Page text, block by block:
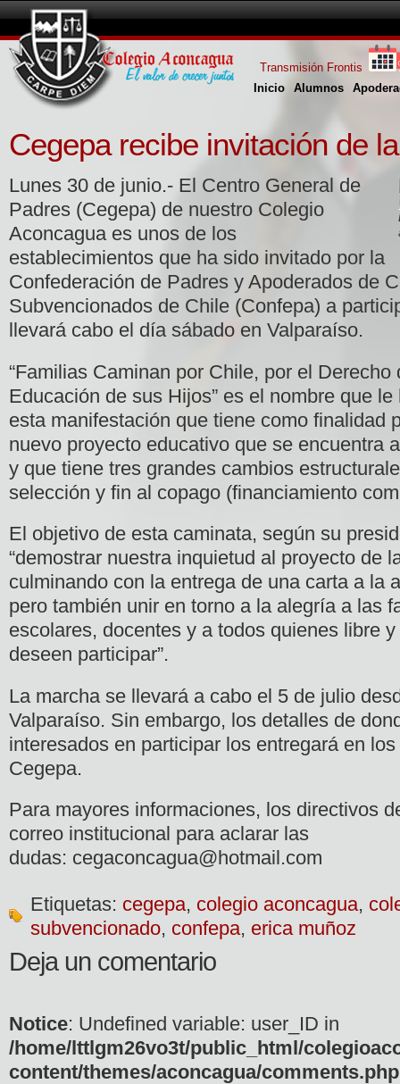
Inicio Alumnos
Transmisión Frontis
Cegepa recibe invitación de
Lunes 30 de junio.- El Centro General de
Padres (Cegepa) de nuestro Colegio
Aconcagua es unos de los
establecimientos que ha sido invitado por la
Confederación de Padres y Apoderados de
Subvencionados de Chile (Confepa) a
llevará cabo el día sábado en Valparaíso.
“Familias Caminan por Chile, por el
Educación de sus Hijos” es el nombre que
esta manifestación que tiene como finalidad
nuevo proyecto educativo que se encuentra
y que tiene tres grandes cambios
selección y fin al copago (financiamiento
El objetivo de esta caminata, según su
“demostrar nuestra inquietud al proyecto de
culminando con la entrega de una carta a la
pero también unir en torno a la alegría alas
escolares, docentes y a todos quienes libre
deseen participar”.
La marcha se llevará a cabo el 5 de julio
Valparaíso. Sin embargo, los detalles de
interesados en participar los entregará en
Cegepa.
Para mayores informaciones, los directivos
correo institucional para aclarar las
dudas: cegaconcagua@hotmail.com
Etiquetas: cegepa, colegio aconcagua,
subvencionado, confepa, erica muñoz
Deja un comentario
Notice: Undefined variable: user_ID in
/home/lttlgm26vo3t/public_html/
content/themes/aconcagua/comments.php